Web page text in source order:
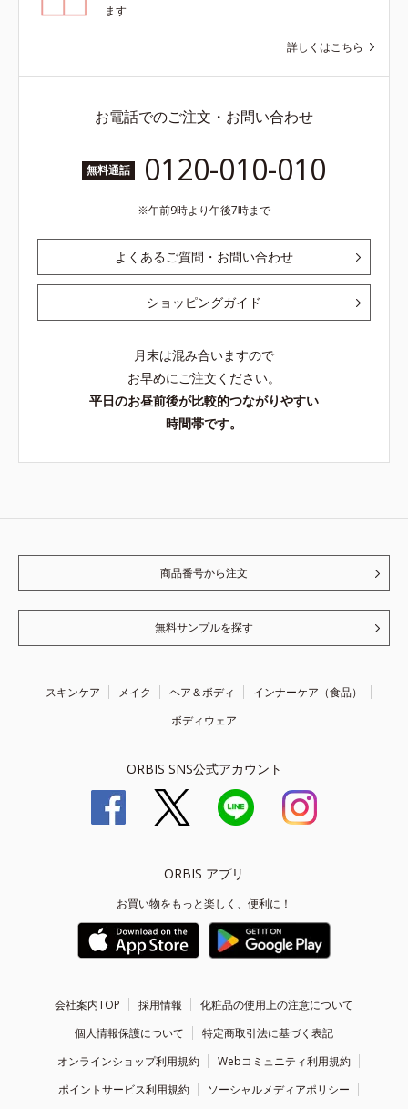
ます
詳しくはこちら
お電話でのご注文・お問い合わせ
無料通話 0120-010-010
午前9時より午後7時まで
よくあるご質問・お問い合わせ
ショッピングガイド
月末は混み合いますので
お早めにご注文ください。
平日のお昼前後が比較的つながりやすい
時間帯です。
商品番号から注文
無料サンプルを探す
スキンケア メイク ヘア＆ボディ
インナーケア（食品）
ボディウェア
ORBIS SNS公式アカウント
ORBIS アプリ
お買い物をもっと楽しく、便利に！
会社案内TOP 採用情報
化粧品の使用上の注意について
個人情報保護について
特定商取引法に基づく表記
オンラインショップ利用規約
Webコミュニティ利用規約
ポイントサービス利用規約
ソーシャルメディアポリシー